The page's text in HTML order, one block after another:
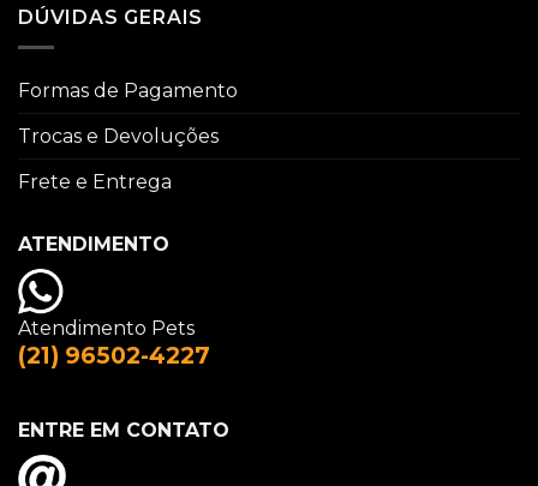
DÚVIDAS GERAIS
Formas de Pagamento
Trocas e Devoluções
Frete e Entrega
ATENDIMENTO
Atendimento Pets
(21) 96502-4227
ENTRE EM CONTATO